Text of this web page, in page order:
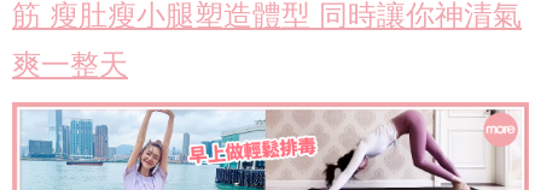
筋 瘦肚瘦小腿塑造體型 同時讓你神清氣
爽一整天